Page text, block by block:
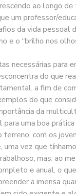
ao longo
um professor/
da vida pessoal
e o “brilho nos
necessárias para
do que
a fim de
do que
da
uma boa
com os
vez que
mas, ao
e anual, o
a imensa